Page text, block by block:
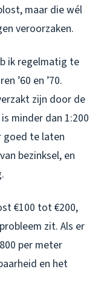
maar die wél
veroorzaken.
ik regelmatig te
’60 en ’70.
zijn door de
minder dan 1:200
goed te laten
bezinksel, en
€100 tot €200,
zit. Als er
per meter
en het